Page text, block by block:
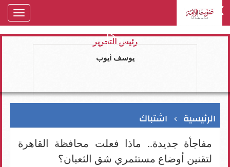
رئيس التحرير
يوسف ايوب
الرئيسية اشتباك
مفاجأة جديدة.. ماذا فعلت محافظة القاهرة
لتقنين أوضاع مستثمري شق الثعبان؟